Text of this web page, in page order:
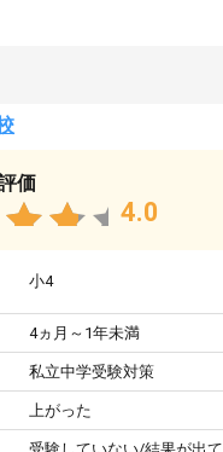
価
4.0
小4
4ヵ月～1年未満
私立中学受験対策
上がった
受験していない/結果が出て